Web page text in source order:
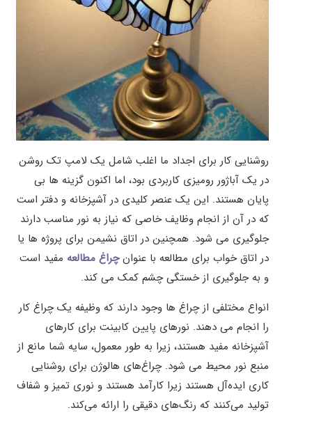
روشنایی کار برای اجداد ما اغلب شامل یک لامپ تک روشن
در یک آباژور رومیزی کاربردی بود، اما اکنون گزینه ها بی
پایان هستند. این یک عنصر کلیدی در آشپزخانه و دفتر است
که در آن از انجام وظایف خاصی که نیاز به نور مناسب دارند
جلوگیری می شود. همچنین در اتاق نشیمن برای پروژه ها یا
در اتاق خواب برای مطالعه با عنوانچراغ مطالعه مفید است
و به جلوگیری از خستگی چشم کمک می کند.
انواع مختلفی از چراغ ها وجود دارند که وظیفه یک چراغ کار
را انجام می دهند. نورهای پایین کابینت برای کارهای
آشپزخانه مفید هستند، زیرا به طور معمول، سایه شما مانع از
منبع نور محیط می شود. چراغ‌های هالوژن برای روشنایی
کاری ایده‌آل هستند زیرا کارآمد هستند و نوری تمیز و شفاف
تولید می‌کنند که رنگ‌های دقیقی را ارائه می‌کند.